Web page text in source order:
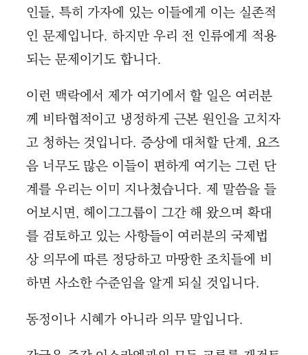
인들, 특히 가자에 있는 이들에게 이는 실존적
인 문제입니다. 하지만 우리 전 인류에게 적용
되는 문제이기도 합니다.
이런 맥락에서 제가 여기에서 할 일은 여러분
께 비타협적이고 냉정하게 근본 원인을 고치자
고 청하는 것입니다. 증상에 대처할 단계, 요즈
음 너무도 많은 이들이 편하게 여기는 그런 단
계를 우리는 이미 지나쳤습니다. 제 말씀을 들
어보시면, 헤이그그룹이 그간 해 왔으며 확대
를 검토하고 있는 사항들이 여러분의 국제법
상 의무에 따른 정당하고 마땅한 조치들에 비
하면 사소한 수준임을 알게 되실 것입니다.
동정이나 시혜가 아니라 의무 말입니다.